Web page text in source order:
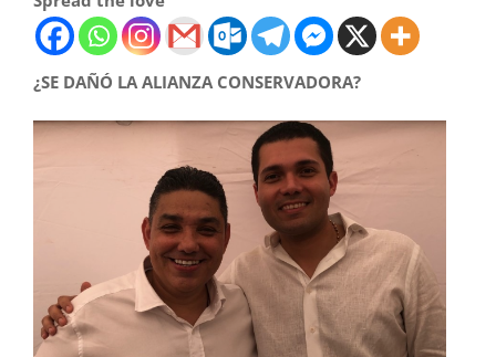
¿SE DAÑÓ LA ALIANZA CONSERVADORA?